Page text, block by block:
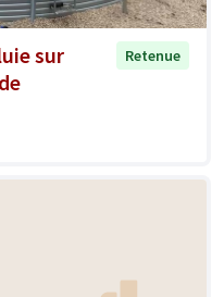
sur
Retenue